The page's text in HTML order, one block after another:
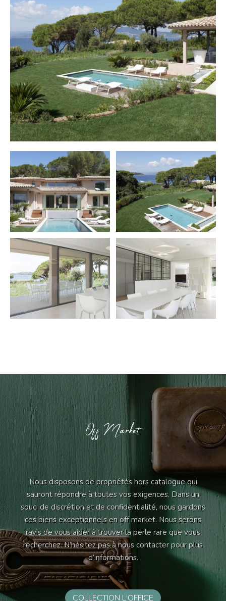
Off Market
Nous disposons de propriétés hors catalogue qui
sauront répondre à toutes vos exigences. Dans un
souci de discrétion et de confidentialité, nous gardons
ces biens exceptionnels en off market. Nous serons
ravis de vous aider à trouver la perle rare que vous
recherchez. N’hésitez pas à nous contacter pour plus
d’informations.
COLLECTION L'OFFICE